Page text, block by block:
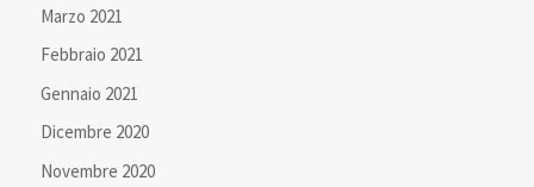
Marzo 2021
Febbraio 2021
Gennaio 2021
Dicembre 2020
Novembre 2020